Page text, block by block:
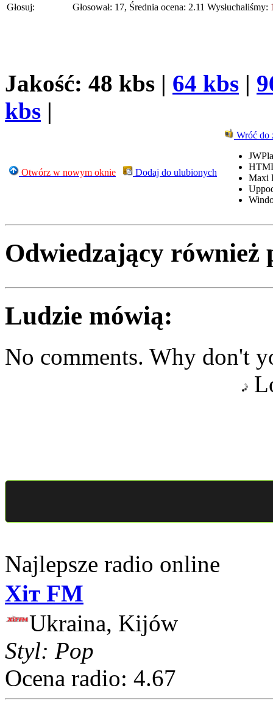
Głosuj: Głosował: 17, Średnia ocena: 2.11 Wysłuchaliśmy:
Jakość: 48 kbs | 64 kbs |
kbs |
Otwórz w nowym oknie Dodaj do ulubionych
Wróć do
Maxi
Odwiedzający również
Ludzie mówią:
No comments. Why don't
Najlepsze radio online
Хіт FM
Ukraina, Kijów
Styl: Pop
Ocena radio: 4.67